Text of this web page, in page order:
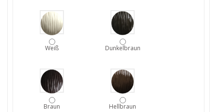
Weiß Dunkelbraun
Braun Hellbraun